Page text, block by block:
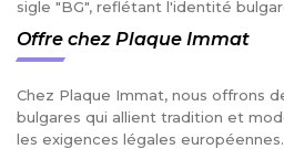
sigle "BG", reflétant l'identité
Offre chez Plaque Immat
Chez Plaque Immat, nous offrons
bulgares qui allient tradition et
les exigences légales européennes.